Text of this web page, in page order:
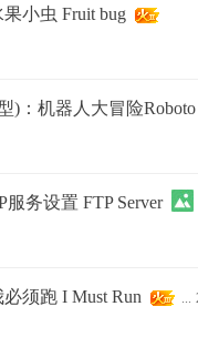
小虫 Fruit bug
)：机器人大冒险Roboto
服务设置 FTP Server
须跑 I Must Run ...